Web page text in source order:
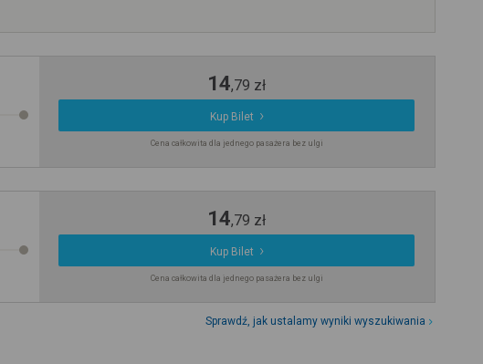
14,79 zł
Kup Bilet
Cena całkowita dla jednego pasażera bez ulgi
14,79 zł
Kup Bilet
Cena całkowita dla jednego pasażera bez ulgi
Sprawdź, jak ustalamy wyniki wyszukiwania